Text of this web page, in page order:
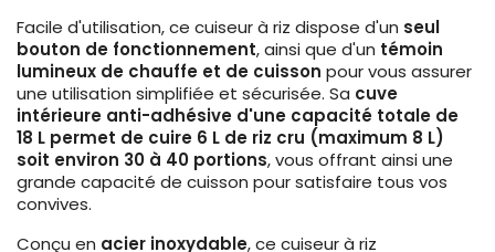
Facile d'utilisation, ce cuiseur à riz dispose d'un seul
bouton de fonctionnement, ainsi que d'un témoin
lumineux de chauffe et de cuisson pour vous assurer
une utilisation simplifiée et sécurisée. Sa cuve
intérieure anti-adhésive d'une capacité totale de
18 L permet de cuire 6 L de riz cru (maximum 8 L)
soit environ 30 à 40 portions, vous offrant ainsi une
grande capacité de cuisson pour satisfaire tous vos
convives.
Conçu en acier inoxydable, ce cuiseur à riz